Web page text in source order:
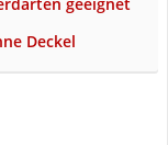
Deckel